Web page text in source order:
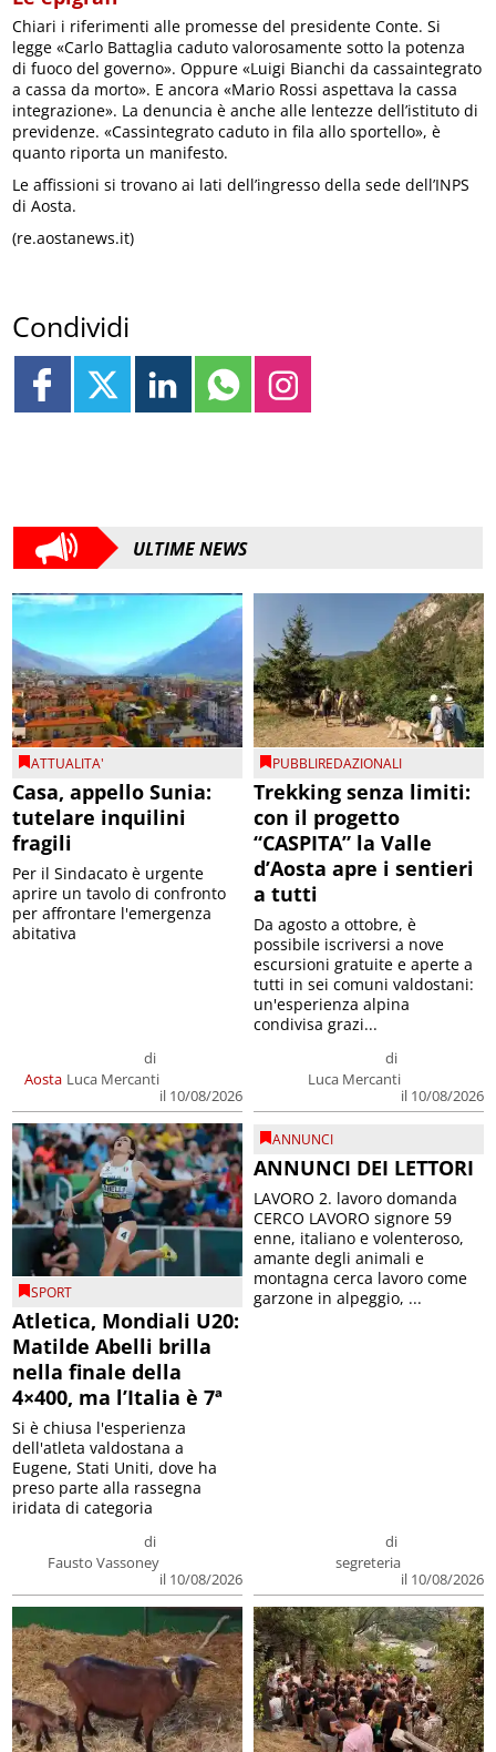
Chiari i riferimenti alle promesse del presidente Conte. Si
legge «Carlo Battaglia caduto valorosamente sotto la potenza
di fuoco del governo». Oppure «Luigi Bianchi da cassaintegrato
a cassa da morto». E ancora «Mario Rossi aspettava la cassa
integrazione». La denuncia è anche alle lentezze dell’istituto di
previdenze. «Cassintegrato caduto in fila allo sportello», è
quanto riporta un manifesto.
Le affissioni si trovano ai lati dell’ingresso della sede dell’INPS
di Aosta.
(re.aostanews.it)
Condividi
ULTIME NEWS
ATTUALITA'
Casa, appello Sunia:
tutelare inquilini
fragili
Aosta
di
Luca Mercanti
il 10/08/2026
Per il Sindacato è urgente
aprire un tavolo di confronto
per affrontare l'emergenza
abitativa
PUBBLIREDAZIONALI
Trekking senza limiti:
con il progetto
“CASPITA” la Valle
d’Aosta apre i sentieri
a tutti
di
Luca Mercanti
il 10/08/2026
Da agosto a ottobre, è
possibile iscriversi a nove
escursioni gratuite e aperte a
tutti in sei comuni valdostani:
un'esperienza alpina
condivisa grazi...
SPORT
Atletica, Mondiali U20:
Matilde Abelli brilla
nella finale della
4×400, ma l’Italia è 7ª
di
Fausto Vassoney
il 10/08/2026
Si è chiusa l'esperienza
dell'atleta valdostana a
Eugene, Stati Uniti, dove ha
preso parte alla rassegna
iridata di categoria
ANNUNCI
ANNUNCI DEI LETTORI
di
segreteria
il 10/08/2026
LAVORO 2. lavoro domanda
CERCO LAVORO signore 59
enne, italiano e volenteroso,
amante degli animali e
montagna cerca lavoro come
garzone in alpeggio, ...